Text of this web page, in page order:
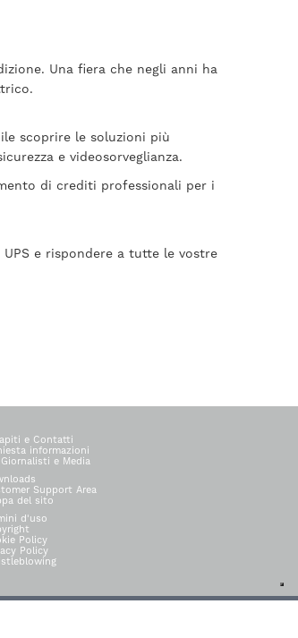
Una fiera che negli anni ha
scoprire le soluzioni più
e videosorveglianza.
di crediti professionali per i
e rispondere a tutte le vostre
e Contatti
informazioni
Giornalisti e Media
Support Area
del sito
d'uso
Policy
Policy